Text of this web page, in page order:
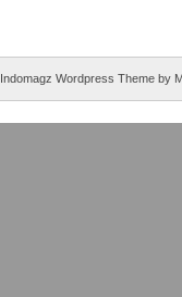
Indomagz Wordpress Theme by